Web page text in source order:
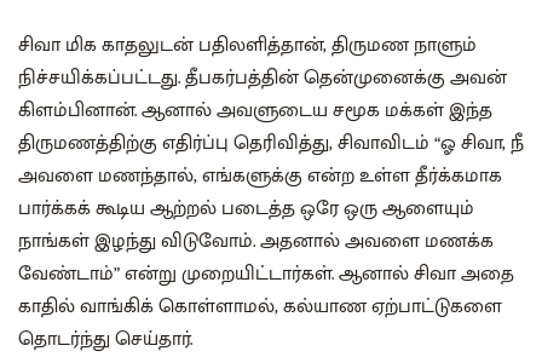
சிவா மிக காதலுடன் பதிலளித்தான், திருமண நாளும்
நிச்சயிக்கப்பட்டது. தீபகர்பத்தின் தென்முனைக்கு அவன்
கிளம்பினான். ஆனால் அவளுடைய சமூக மக்கள் இந்த
திருமணத்திற்கு எதிர்ப்பு தெரிவித்து, சிவாவிடம் “ஓ சிவா, நீ
அவளை மணந்தால், எங்களுக்கு என்ற உள்ள தீர்க்கமாக
பார்க்கக் கூடிய ஆற்றல் படைத்த ஒரே ஒரு ஆளையும்
நாங்கள் இழந்து விடுவோம். அதனால் அவளை மணக்க
வேண்டாம்” என்று முறையிட்டார்கள். ஆனால் சிவா அதை
காதில் வாங்கிக் கொள்ளாமல், கல்யாண ஏற்பாட்டுகளை
தொடர்ந்து செய்தார்.